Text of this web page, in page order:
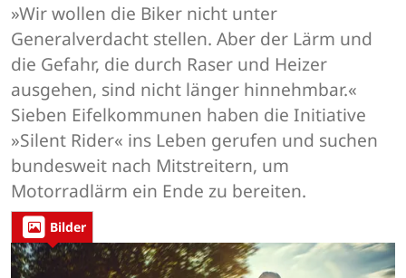
»Wir wollen die Biker nicht unter
Generalverdacht stellen. Aber der Lärm und
die Gefahr, die durch Raser und Heizer
ausgehen, sind nicht länger hinnehmbar.«
Sieben Eifelkommunen haben die Initiative
»Silent Rider« ins Leben gerufen und suchen
bundesweit nach Mitstreitern, um
Motorradlärm ein Ende zu bereiten.
Bilder